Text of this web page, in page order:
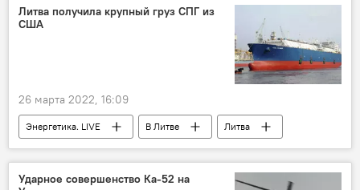
Литва получила крупный груз СПГ из
США
26 марта 2022, 16:09
Энергетика. LIVE В Литве
Литва
СПГ
США Экономика
Ударное совершенство Ка-52 на